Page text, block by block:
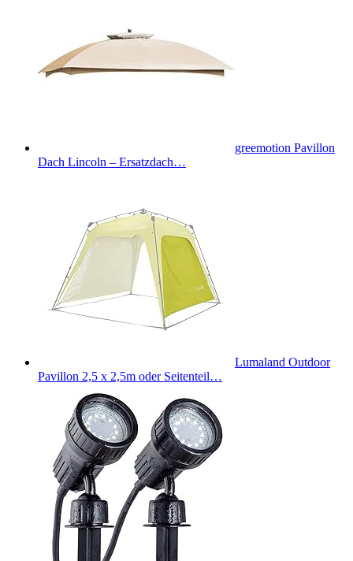
greemotion Pavillon
Dach Lincoln – Ersatzdach…
Lumaland Outdoor
Pavillon 2,5 x 2,5m oder Seitenteil…